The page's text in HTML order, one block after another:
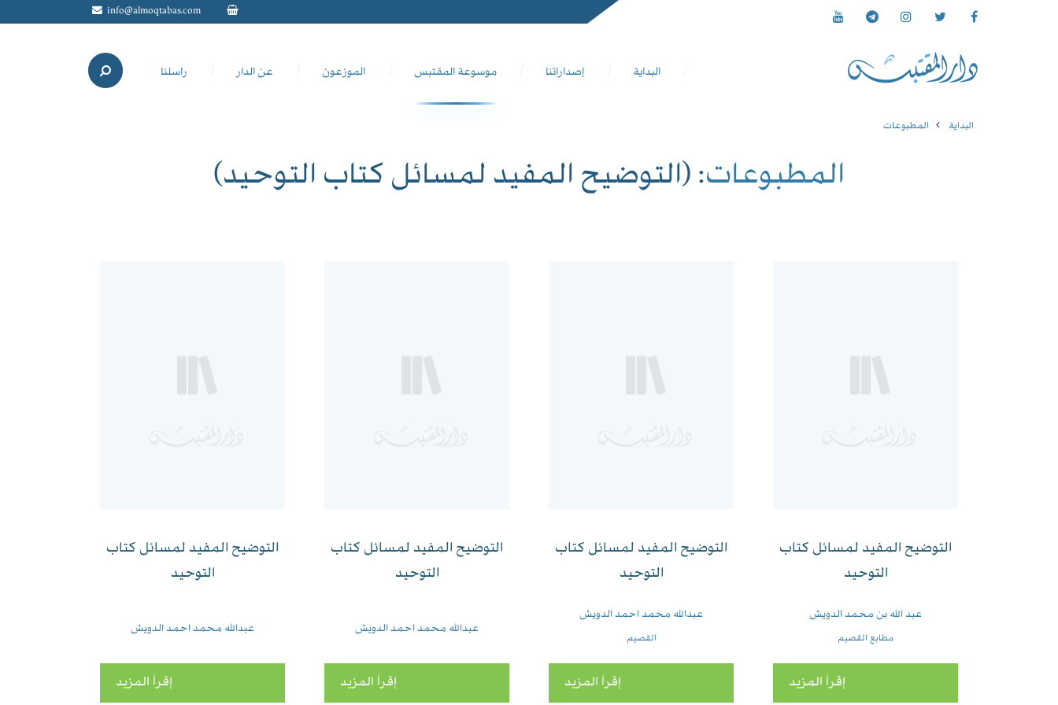
info@almoqtabas.com
البداية إصداراتنا موسوعة المقتبس الموزعون عن الدار راسلنا
البداية المطبوعات
المطبوعات: (التوضيح المفيد لمسائل كتاب التوحيد)
التوضيح المفيد لمسائل كتاب
التوحيد
عبد الله بن محمد الدويش
مطابع القصيم
إقرأ المزيد
التوضيح المفيد لمسائل كتاب
التوحيد
عبدالله محمد احمد الدويش
القصيم
إقرأ المزيد
التوضيح المفيد لمسائل كتاب
التوحيد
عبدالله محمد احمد الدويش
إقرأ المزيد
التوضيح المفيد لمسائل كتاب
التوحيد
عبدالله محمد احمد الدويش
إقرأ المزيد